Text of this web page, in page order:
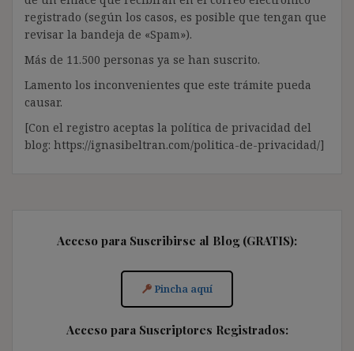
registrado (según los casos, es posible que tengan que
revisar la bandeja de «Spam»).
Más de 11.500 personas ya se han suscrito.
Lamento los inconvenientes que este trámite pueda
causar.
[Con el registro aceptas la política de privacidad del
blog: https://ignasibeltran.com/politica-de-privacidad/]
Acceso para Suscribirse al Blog (GRATIS):
Pincha aquí
Acceso para Suscriptores Registrados: